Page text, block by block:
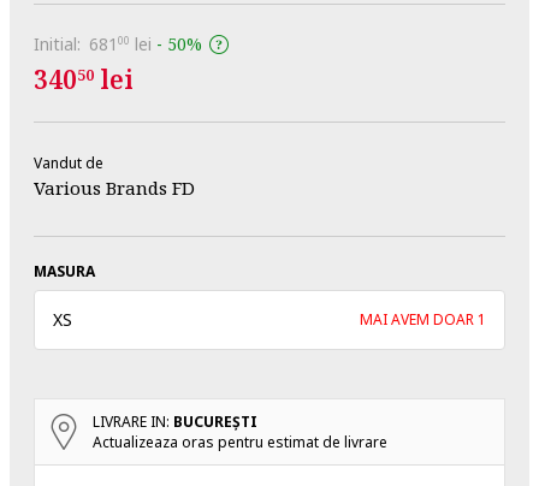
Initial: 681 00 lei - 50%
34050 lei
Vandut de
Various Brands FD
MASURA
XS MAI AVEM DOAR 1
LIVRARE IN: BUCUREŞTI
Actualizeaza oras pentru estimat de livrare